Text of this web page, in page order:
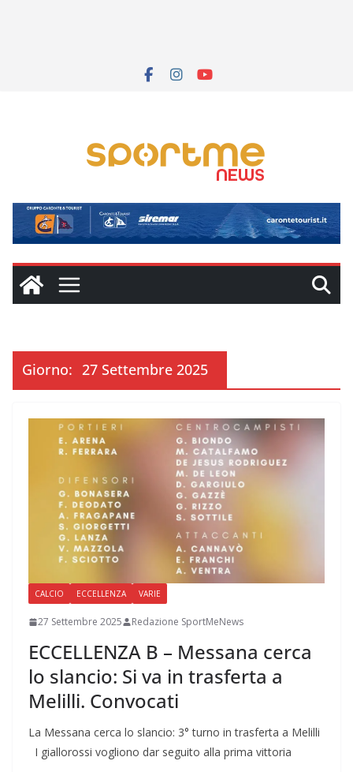
Giorno: 27 Settembre 2025
CALCIO ECCELLENZA VARIE
27 Settembre 2025 Redazione SportMeNews
ECCELLENZA B – Messana cerca
lo slancio: Si va in trasferta a
Melilli. Convocati
La Messana cerca lo slancio: 3° turno in trasferta a Melilli
I giallorossi vogliono dar seguito alla prima vittoria